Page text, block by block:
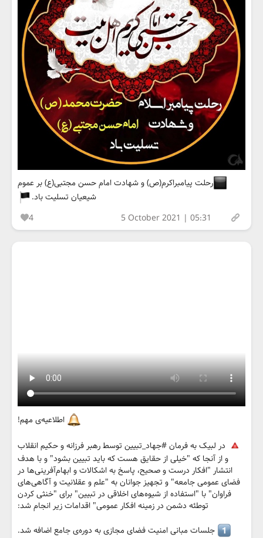
رحلت پیامبراکرم(ص) و شهادت امام حسن مجتبی(ع) بر عموم
شیعیان تسلیت باد.
4
5 October 2021 | 05:31
اطلاعیه‌ی مهم!
در لبیک به فرمان #جهاد_تبیین توسط رهبر فرزانه و حکیم انقلاب
و از آنجا که "خیلی از حقایق هست که باید تبیین بشود" و با هدف
انتشار "افکار درست و صحیح، پاسخ به اشکالات و ابهام‌آفرینی‌ها در
فضای عمومی جامعه" و تجهیز جوانان به "علم و عقلانیت و آگاهی‌های
فراوان" با "استفاده از شیوه‌های اخلاقی در تبیین" برای "خنثی کردن
توطئه دشمن در زمینه افکار عمومی" اقدامات زیر انجام شد:
جلسات مبانی امنیت فضای مجازی به دوره‌ی جامع اضافه شد.